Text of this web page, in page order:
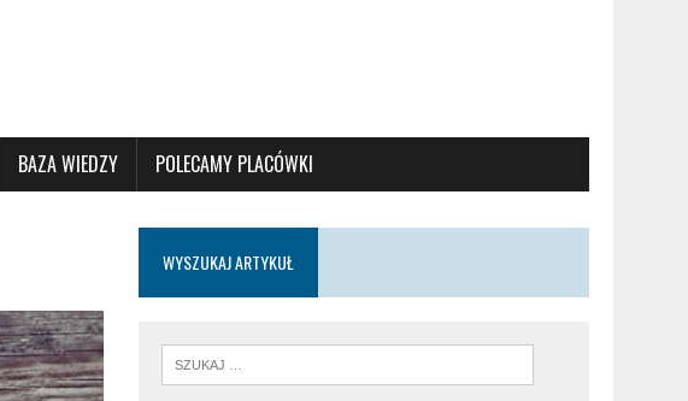
BAZA WIEDZY POLECAMY PLACÓWKI
WYSZUKAJ ARTYKUŁ